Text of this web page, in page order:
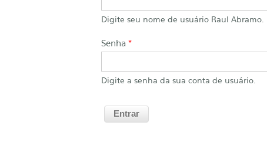
Digite seu nome de usuário Raul Abramo.
Senha *
Digite a senha da sua conta de usuário.